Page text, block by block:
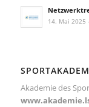
14. Mai 2025
Akademie des